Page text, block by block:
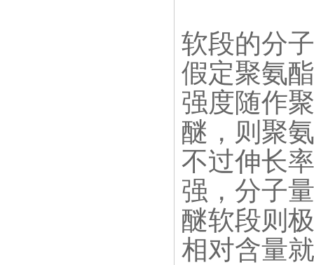
软段的分
假定聚氨
强度随作
醚，则聚
不过伸长
强，分子
醚软段则
相对含量